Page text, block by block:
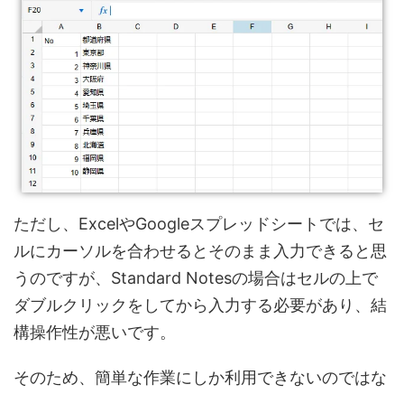
ただし、ExcelやGoogleスプレッドシートでは、セ
ルにカーソルを合わせるとそのまま入力できると思
うのですが、Standard Notesの場合はセルの上で
ダブルクリックをしてから入力する必要があり、結
構操作性が悪いです。
そのため、簡単な作業にしか利用できないのではな